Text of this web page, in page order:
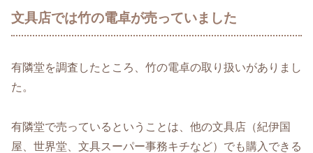
文具店では竹の電卓が売っていました
有隣堂を調査したところ、竹の電卓の取り扱いがありまし
た。
有隣堂で売っているということは、他の文具店（紀伊国
屋、世界堂、文具スーパー事務キチなど）でも購入できる